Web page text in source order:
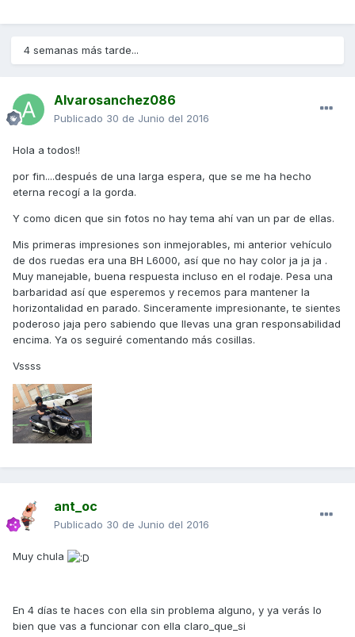
4 semanas más tarde...
Alvarosanchez086
Publicado 30 de Junio del 2016
Hola a todos!!
por fin....después de una larga espera, que se me ha hecho
eterna recogí a la gorda.
Y como dicen que sin fotos no hay tema ahí van un par de ellas.
Mis primeras impresiones son inmejorables, mi anterior vehículo
de dos ruedas era una BH L6000, así que no hay color ja ja ja .
Muy manejable, buena respuesta incluso en el rodaje. Pesa una
barbaridad así que esperemos y recemos para mantener la
horizontalidad en parado. Sinceramente impresionante, te sientes
poderoso jaja pero sabiendo que llevas una gran responsabilidad
encima. Ya os seguiré comentando más cosillas.
Vssss
ant_oc
Publicado 30 de Junio del 2016
Muy chula
En 4 días te haces con ella sin problema alguno, y ya verás lo
bien que vas a funcionar con ella claro_que_si